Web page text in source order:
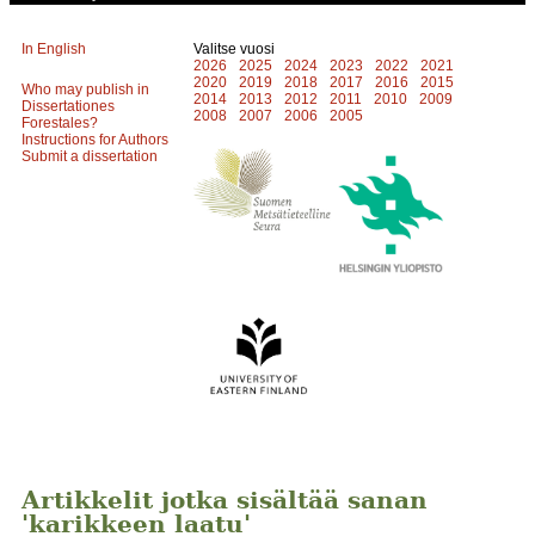
In English
Who may publish in
Dissertationes
Forestales?
Instructions for Authors
Submit a dissertation
Valitse vuosi
2026
2025 2024 2023 2022
2021
2020
2019 2018 2017 2016
2015
2014
2013 2012 2011 2010
2009
2008
2007 2006 2005
Artikkelit jotka sisältää sanan
'karikkeen laatu'